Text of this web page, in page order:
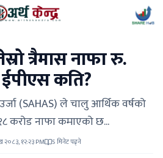
त्रैमास नाफा रु.
ईपीएस कति?
(SAHAS) ले चालु आर्थिक वर्षको
करोड नाफा कमाएको छ...
२०८३, १२:२३ PM 5 मिनेट पढ्ने